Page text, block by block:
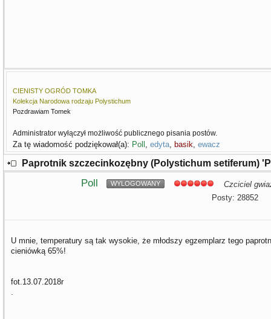
CIENISTY OGRÓD TOMKA
Kolekcja Narodowa rodzaju Polystichum
Pozdrawiam Tomek
Administrator wyłączył możliwość publicznego pisania postów.
Za tę wiadomość podziękował(a): Poll edyta basik ewacz
Paprotnik szczecinkozębny (Polystichum setiferum)
Poll WYLOGOWANY
Czciciel
Posty: 28852
U mnie, temperatury są tak wysokie, że młodszy egzemplarz tego
cieniówką 65%!
fot.13.07.2018r